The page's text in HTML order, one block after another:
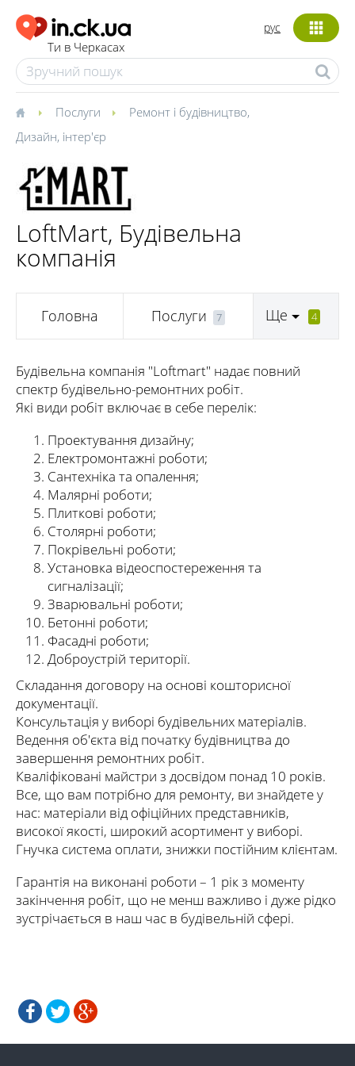
Ти в Черкасах
рус
Послуги Ремонт і будівництво,
Дизайн, інтер'єр
LoftMart, Будівельна
компанія
Головна Послуги 7 Ще 4
Будівельна компанія "Loftmart" надає повний
спектр будівельно-ремонтних робіт.
Які види робіт включає в себе перелік:
Проектування дизайну;
Електромонтажні роботи;
Сантехніка та опалення;
Малярні роботи;
Плиткові роботи;
Столярні роботи;
Покрівельні роботи;
Установка відеоспостереження та
сигналізації;
Зварювальні роботи;
Бетонні роботи;
Фасадні роботи;
Доброустрій території.
Складання договору на основі кошторисної
документації.
Консультація у виборі будівельних матеріалів.
Ведення об'єкта від початку будівництва до
завершення ремонтних робіт.
Кваліфіковані майстри з досвідом понад 10 років.
Все, що вам потрібно для ремонту, ви знайдете у
нас: матеріали від офіційних представників,
високої якості, широкий асортимент у виборі.
Гнучка система оплати, знижки постійним клієнтам.
Гарантія на виконані роботи – 1 рік з моменту
закінчення робіт, що не менш важливо і дуже рідко
зустрічається в наш час в будівельній сфері.